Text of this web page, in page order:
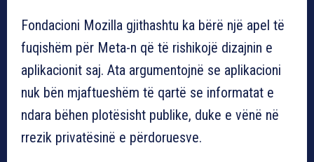
Fondacioni Mozilla gjithashtu ka bërë një apel të
fuqishëm për Meta-n që të rishikojë dizajnin e
aplikacionit saj. Ata argumentojnë se aplikacioni
nuk bën mjaftueshëm të qartë se informatat e
ndara bëhen plotësisht publike, duke e vënë në
rrezik privatësinë e përdoruesve.